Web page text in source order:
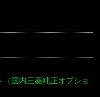
（国内三菱純正オプショ